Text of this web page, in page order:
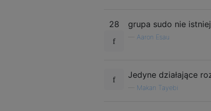
28 grupa sudo nie
Aaron Esau
Jedyne działające
Makan Tayebi